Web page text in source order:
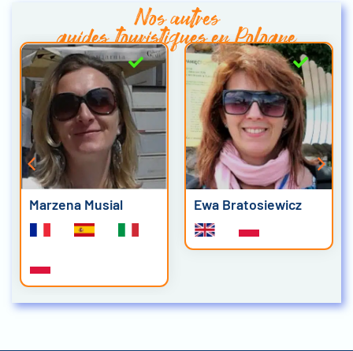
Nos autres
guides touristiques en Pologne
Marzena Musial Ewa Bratosiewicz